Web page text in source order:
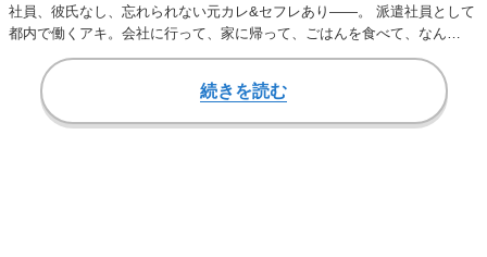
社員、彼氏なし、忘れられない元カレ&セフレあり――。 派遣社員として
都内で働くアキ。会社に行って、家に帰って、ごはんを食べて、なん…
続きを読む